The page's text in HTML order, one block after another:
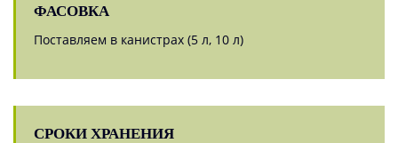
ФАСОВКА
Поставляем в канистрах (5 л, 10 л)
СРОКИ ХРАНЕНИЯ